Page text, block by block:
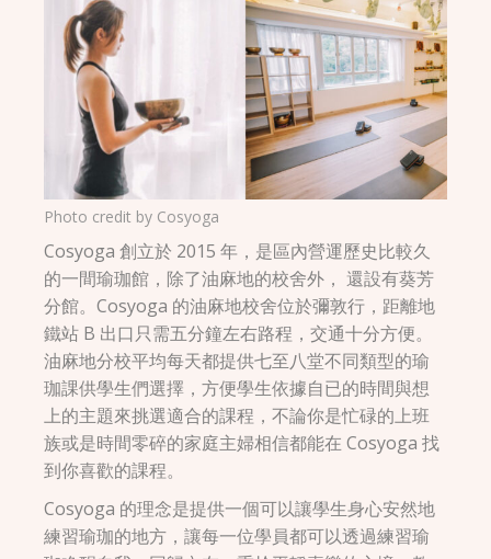
Photo credit by Cosyoga
Cosyoga 創立於 2015 年，是區內營運歷史比較久
的一間瑜珈館，除了油麻地的校舍外， 還設有葵芳
分館。Cosyoga 的油麻地校舍位於彌敦行，距離地
鐵站 B 出口只需五分鐘左右路程，交通十分方便。
油麻地分校平均每天都提供七至八堂不同類型的瑜
珈課供學生們選擇，方便學生依據自已的時間與想
上的主題來挑選適合的課程，不論你是忙碌的上班
族或是時間零碎的家庭主婦相信都能在 Cosyoga 找
到你喜歡的課程。
Cosyoga 的理念是提供一個可以讓學生身心安然地
練習瑜珈的地方，讓每一位學員都可以透過練習瑜